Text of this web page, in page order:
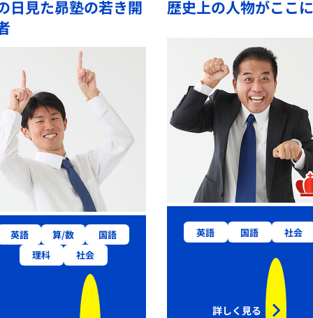
日見た昴塾の若き開
英語 算/数
国語
理科
社会
歴史上の人物がここ
英語 国語 社会
詳しく見る